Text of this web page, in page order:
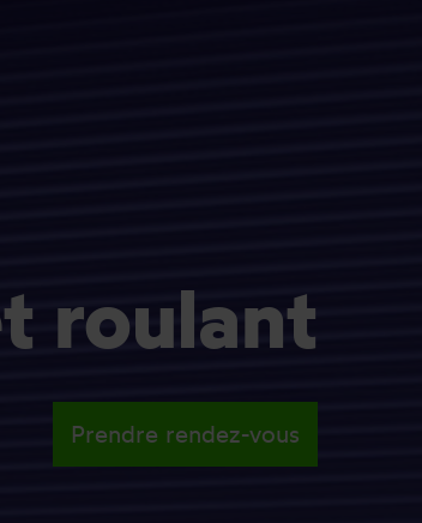
roulant
Prendre rendez-vous